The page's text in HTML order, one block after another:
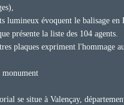
lumineux évoquent le balisage en
présente la liste des 104 agents.
plaques expriment l'hommage
monument
se situe à Valençay,